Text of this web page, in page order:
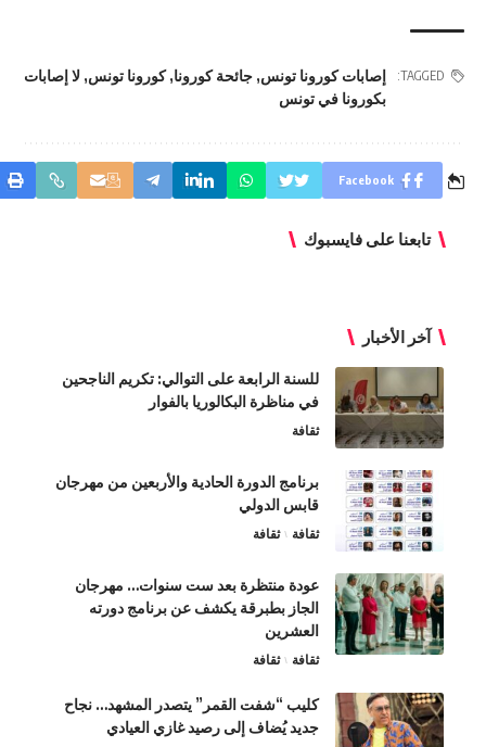
TAGGED: إصابات كورونا تونس,جائحة كورونا,كورونا تونس,لا إصابات
بكورونا في تونس
Facebook
تابعنا على فايسبوك
آخر الأخبار
للسنة الرابعة على التوالي: تكريم الناجحين
في مناظرة البكالوريا بالفوار
ثقافة
برنامج الدورة الحادية والأربعين من مهرجان
قابس الدولي
ثقافة ثقافة
عودة منتظرة بعد ست سنوات… مهرجان
الجاز بطبرقة يكشف عن برنامج دورته
العشرين
ثقافة ثقافة
كليب “شفت القمر” يتصدر المشهد… نجاح
جديد يُضاف إلى رصيد غازي العيادي